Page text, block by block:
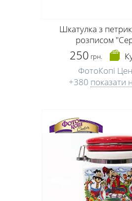
Шкатулка з
розписом
250 грн.
ФотоКопі
+380 показати